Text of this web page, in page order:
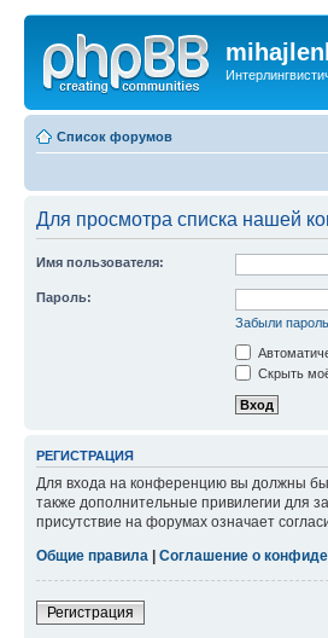
Список форумов
Для просмотра списка нашей
Имя пользователя:
Пароль:
Забыли
Скрыть
РЕГИСТРАЦИЯ
Для входа на конференцию вы должны
также дополнительные привилегии для
присутствие на форумах означает
Общие правила
Соглашение о
Регистрация